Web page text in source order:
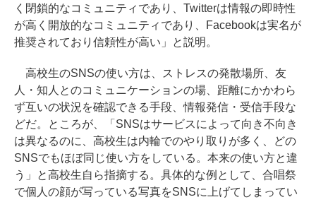
く閉鎖的なコミュニティであり、Twitterは情報の即時性
が高く開放的なコミュニティであり、Facebookは実名が
推奨されており信頼性が高い」と説明。
高校生のSNSの使い方は、ストレスの発散場所、友
人・知人とのコミュニケーションの場、距離にかかわら
ず互いの状況を確認できる手段、情報発信・受信手段な
どだ。ところが、「SNSはサービスによって向き不向き
は異なるのに、高校生は内輪でのやり取りが多く、どの
SNSでもほぼ同じ使い方をしている。本来の使い方と違
う」と高校生自ら指摘する。具体的な例として、合唱祭
で個人の顔が写っている写真をSNSに上げてしまってい